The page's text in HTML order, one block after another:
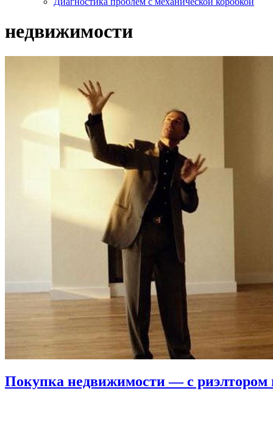
недвижимости
Покупка недвижимости — с риэлтором